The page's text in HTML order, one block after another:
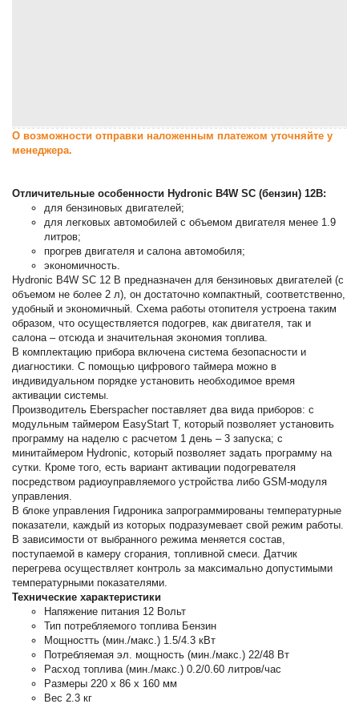
О возможности отправки наложенным платежом уточняйте у
менеджера.
Отличительные особенности Hydronic B4W SC (бензин) 12В:
для бензиновых двигателей;
для легковых автомобилей с объемом двигателя менее 1.9
литров;
прогрев двигателя и салона автомобиля;
экономичность.
Hydronic B4W SC 12 В предназначен для бензиновых двигателей (с
объемом не более 2 л), он достаточно компактный, соответственно,
удобный и экономичный. Схема работы отопителя устроена таким
образом, что осуществляется подогрев, как двигателя, так и
салона – отсюда и значительная экономия топлива.
В комплектацию прибора включена система безопасности и
диагностики. С помощью цифрового таймера можно в
индивидуальном порядке установить необходимое время
активации системы.
Производитель Eberspacher поставляет два вида приборов: с
модульным таймером EasyStart T, который позволяет установить
программу на наделю с расчетом 1 день – 3 запуска; с
минитаймером Hydronic, который позволяет задать программу на
сутки. Кроме того, есть вариант активации подогревателя
посредством радиоуправляемого устройства либо GSM-модуля
управления.
В блоке управления Гидроника запрограммированы температурные
показатели, каждый из которых подразумевает свой режим работы.
В зависимости от выбранного режима меняется состав,
поступаемой в камеру сгорания, топливной смеси. Датчик
перегрева осуществляет контроль за максимально допустимыми
температурными показателями.
Технические характеристики
Напяжение питания 12 Вольт
Тип потребляемого топлива Бензин
Мощностть (мин./макс.) 1.5/4.3 кВт
Потребляемая эл. мощность (мин./макс.) 22/48 Вт
Расход топлива (мин./макс.) 0.2/0.60 литров/час
Размеры 220 х 86 х 160 мм
Вес 2.3 кг